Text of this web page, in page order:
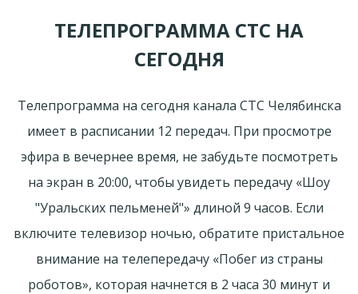
ТЕЛЕПРОГРАММА СТС НА
СЕГОДНЯ
Телепрограмма на сегодня канала СТС Челябинска
имеет в расписании 12 передач. При просмотре
эфира в вечернее время, не забудьте посмотреть
на экран в 20:00, чтобы увидеть передачу «Шоу
"Уральских пельменей"» длиной 9 часов. Если
включите телевизор ночью, обратите пристальное
внимание на телепередачу «Побег из страны
роботов», которая начнется в 2 часа 30 минут и